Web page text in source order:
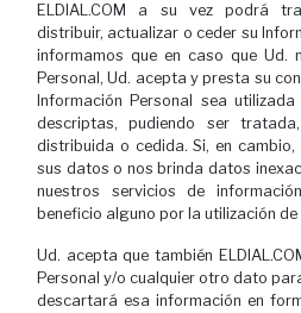
ELDIAL.COM a su vez podrá
distribuir, actualizar o ceder su
informamos que en caso que Ud.
Personal, Ud. acepta y presta su
Información Personal sea
descriptas, pudiendo ser
distribuida o cedida. Si, en
sus datos o nos brinda datos
nuestros servicios de
beneficio alguno por la utilización de
Ud. acepta que también
Personal y/o cualquier otro dato
descartará esa información en